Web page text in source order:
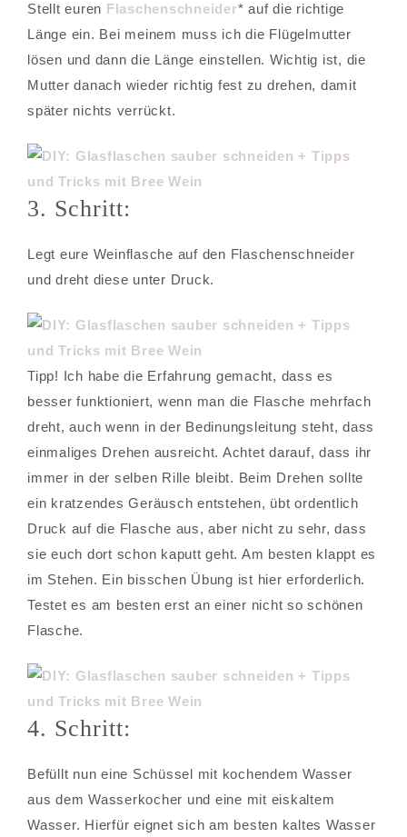
Stellt euren Flaschenschneider* auf die richtige
Länge ein. Bei meinem muss ich die Flügelmutter
lösen und dann die Länge einstellen. Wichtig ist, die
Mutter danach wieder richtig fest zu drehen, damit
später nichts verrückt.
3. Schritt:
Legt eure Weinflasche auf den Flaschenschneider
und dreht diese unter Druck.
Tipp! Ich habe die Erfahrung gemacht, dass es
besser funktioniert, wenn man die Flasche mehrfach
dreht, auch wenn in der Bedinungsleitung steht, dass
einmaliges Drehen ausreicht. Achtet darauf, dass ihr
immer in der selben Rille bleibt. Beim Drehen sollte
ein kratzendes Geräusch entstehen, übt ordentlich
Druck auf die Flasche aus, aber nicht zu sehr, dass
sie euch dort schon kaputt geht. Am besten klappt es
im Stehen. Ein bisschen Übung ist hier erforderlich.
Testet es am besten erst an einer nicht so schönen
Flasche.
4. Schritt:
Befüllt nun eine Schüssel mit kochendem Wasser
aus dem Wasserkocher und eine mit eiskaltem
Wasser. Hierfür eignet sich am besten kaltes Wasser